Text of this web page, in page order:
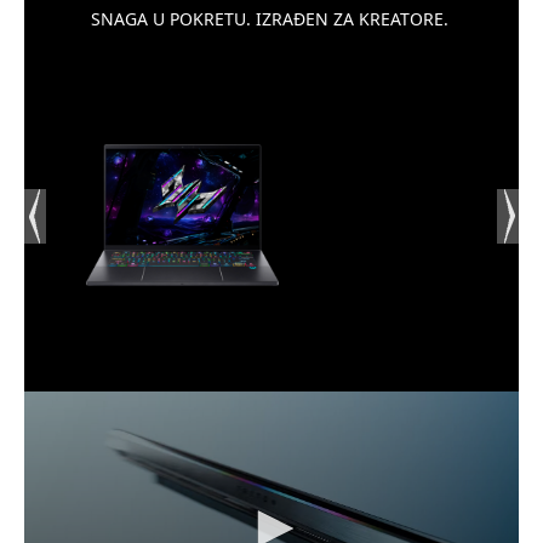
fotografiji, videu i dizajnu. Zahvaljujući touch
funkciji i modernoj interpretaciji boja, svaki
Procesor Intel Core Ultra 9 288V donosi snagu
nove generacije, kombinirajući visoku radnu
frekvenciju, izvrsnu energetsku učinkovitost i
integriranu Intel AI Boost tehnologiju. Sa
svojim naprednim jezgrom i boost brzinama do
5.1 GHz, ovaj procesor lako rješava zahtjevne
RTX 5070 – GRAFIČKA SNAGA ZA GAMING I
SNAGA U POKRETU. IZRAĐEN ZA KREATORE.